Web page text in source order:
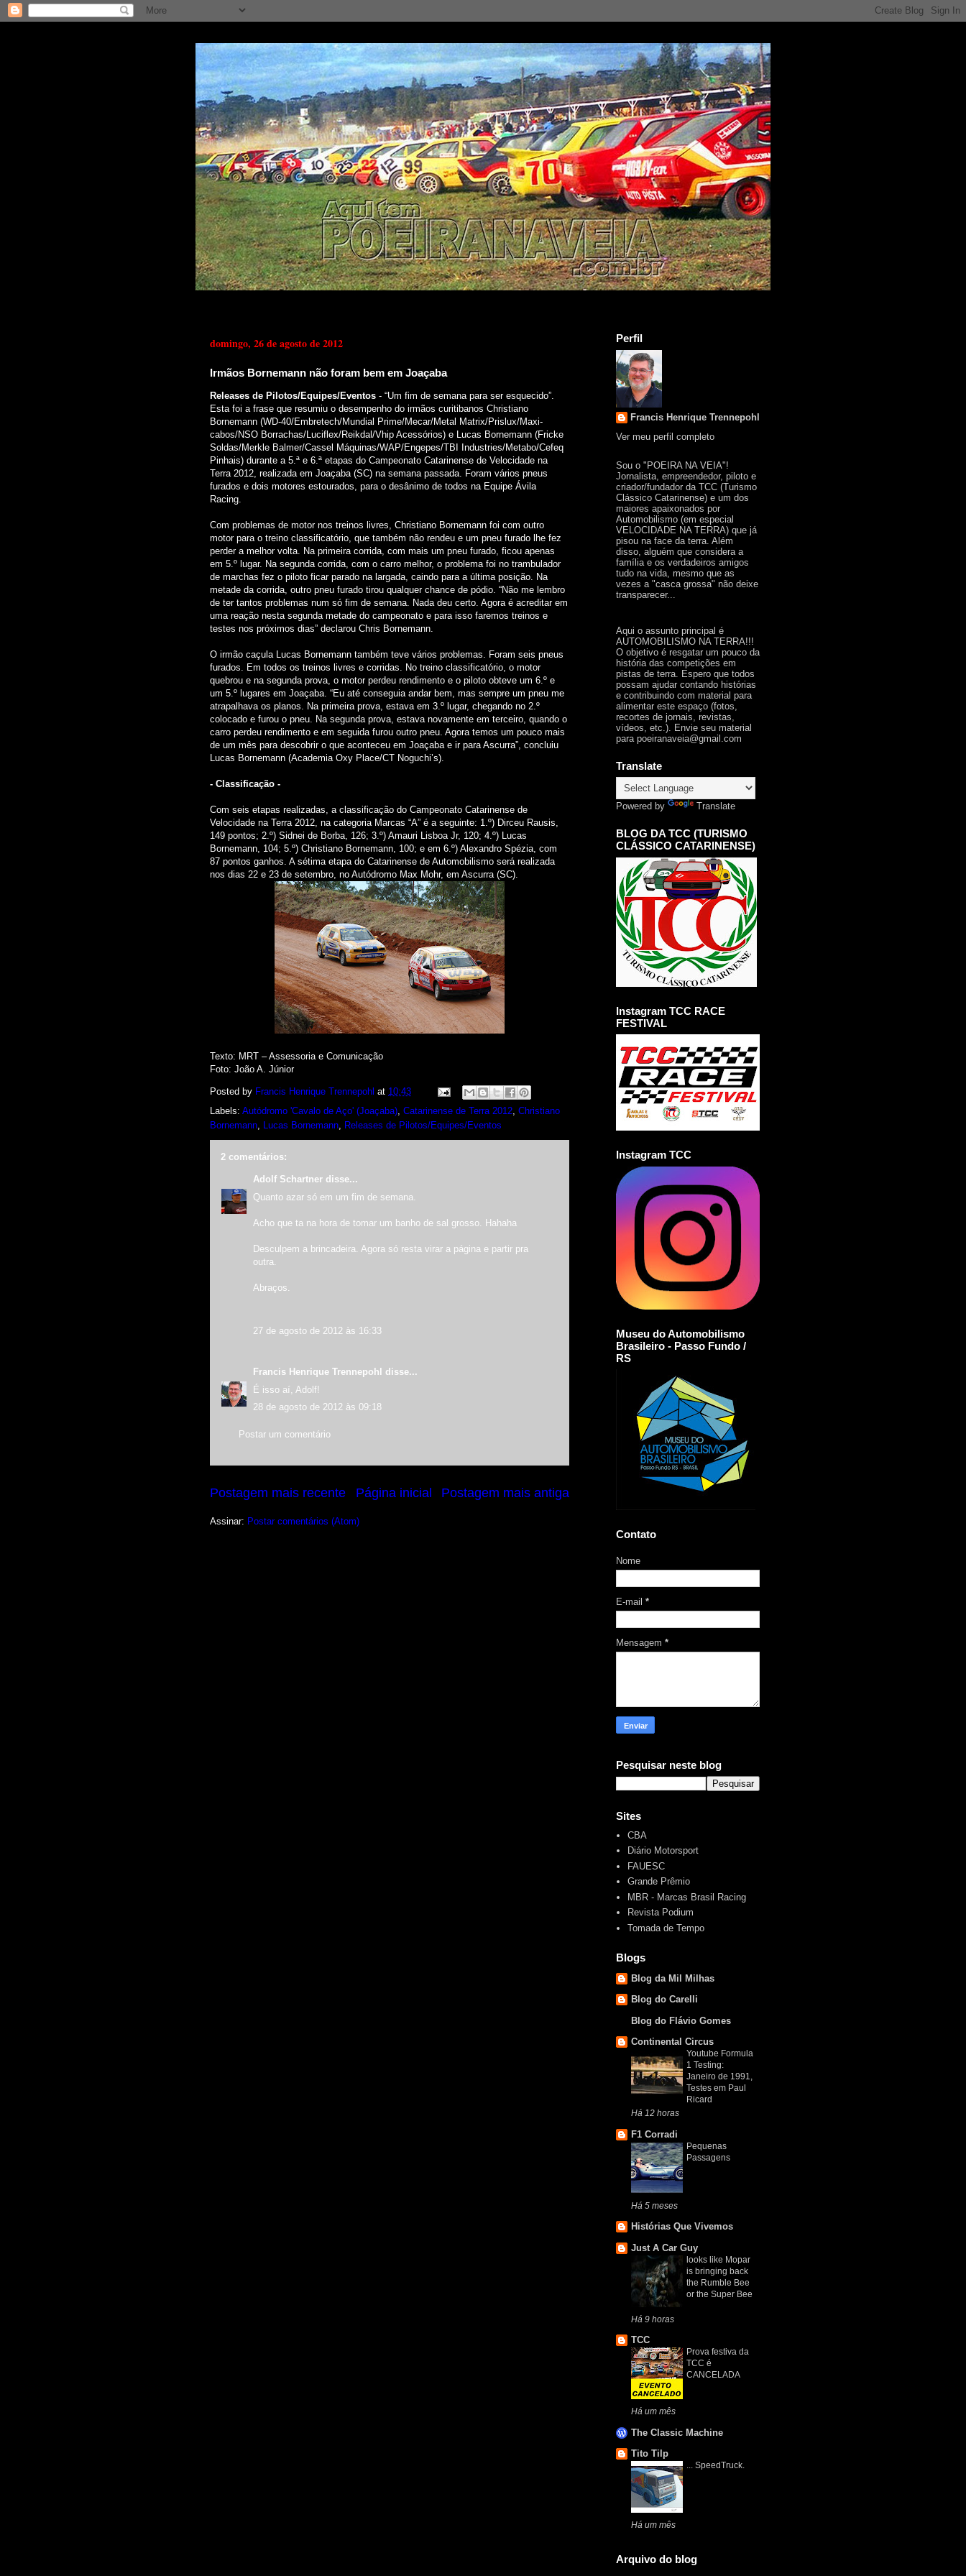
domingo, 26 de agosto de 2012
Irmãos Bornemann não foram bem em Joaçaba
Releases de Pilotos/Equipes/Eventos - “Um fim de semana para ser esquecido”.
Esta foi a frase que resumiu o desempenho do irmãos curitibanos Christiano
Bornemann (WD-40/Embretech/Mundial Prime/Mecar/Metal Matrix/Prislux/Maxi-
cabos/NSO Borrachas/Luciflex/Reikdal/Vhip Acessórios) e Lucas Bornemann (Fricke
Soldas/Merkle Balmer/Cassel Máquinas/WAP/Engepes/TBI Industries/Metabo/Cefeq
Pinhais) durante a 5.ª e 6.ª etapas do Campeonato Catarinense de Velocidade na
Terra 2012, realizada em Joaçaba (SC) na semana passada. Foram vários pneus
furados e dois motores estourados, para o desânimo de todos na Equipe Ávila
Racing.
Com problemas de motor nos treinos livres, Christiano Bornemann foi com outro
motor para o treino classificatório, que também não rendeu e um pneu furado lhe fez
perder a melhor volta. Na primeira corrida, com mais um pneu furado, ficou apenas
em 5.º lugar. Na segunda corrida, com o carro melhor, o problema foi no trambulador
de marchas fez o piloto ficar parado na largada, caindo para a última posição. Na
metade da corrida, outro pneu furado tirou qualquer chance de pódio. “Não me lembro
de ter tantos problemas num só fim de semana. Nada deu certo. Agora é acreditar em
uma reação nesta segunda metade do campeonato e para isso faremos treinos e
testes nos próximos dias” declarou Chris Bornemann.
O irmão caçula Lucas Bornemann também teve vários problemas. Foram seis pneus
furados. Em todos os treinos livres e corridas. No treino classificatório, o motor
quebrou e na segunda prova, o motor perdeu rendimento e o piloto obteve um 6.º e
um 5.º lugares em Joaçaba. “Eu até conseguia andar bem, mas sempre um pneu me
atrapalhava os planos. Na primeira prova, estava em 3.º lugar, chegando no 2.º
colocado e furou o pneu. Na segunda prova, estava novamente em terceiro, quando o
carro perdeu rendimento e em seguida furou outro pneu. Agora temos um pouco mais
de um mês para descobrir o que aconteceu em Joaçaba e ir para Ascurra”, concluiu
Lucas Bornemann (Academia Oxy Place/CT Noguchi’s).
- Classificação -
Com seis etapas realizadas, a classificação do Campeonato Catarinense de
Velocidade na Terra 2012, na categoria Marcas “A” é a seguinte: 1.º) Dirceu Rausis,
149 pontos; 2.º) Sidnei de Borba, 126; 3.º) Amauri Lisboa Jr, 120; 4.º) Lucas
Bornemann, 104; 5.º) Christiano Bornemann, 100; e em 6.º) Alexandro Spézia, com
87 pontos ganhos. A sétima etapa do Catarinense de Automobilismo será realizada
nos dias 22 e 23 de setembro, no Autódromo Max Mohr, em Ascurra (SC).
Texto: MRT – Assessoria e Comunicação
Foto: João A. Júnior
Posted by Francis Henrique Trennepohl at 10:43
Labels: Autódromo 'Cavalo de Aço' (Joaçaba), Catarinense de Terra 2012, Christiano
Bornemann, Lucas Bornemann, Releases de Pilotos/Equipes/Eventos
2 comentários:
Adolf Schartner disse...
Quanto azar só em um fim de semana.
Acho que ta na hora de tomar um banho de sal grosso. Hahaha
Desculpem a brincadeira. Agora só resta virar a página e partir pra
outra.
Abraços.
27 de agosto de 2012 às 16:33
Francis Henrique Trennepohl
disse...
É isso aí, Adolf!
28 de agosto de 2012 às 09:18
Postar um comentário
Postagem mais recente Postagem mais antiga
Página inicial
Assinar: Postar comentários (Atom)
Perfil
Francis Henrique Trennepohl
Ver meu perfil completo
Sou o "POEIRA NA VEIA"!
Jornalista, empreendedor, piloto e
criador/fundador da TCC (Turismo
Clássico Catarinense) e um dos
maiores apaixonados por
Automobilismo (em especial
VELOCIDADE NA TERRA) que já
pisou na face da terra. Além
disso, alguém que considera a
família e os verdadeiros amigos
tudo na vida, mesmo que as
vezes a "casca grossa" não deixe
transparecer...
Aqui o assunto principal é
AUTOMOBILISMO NA TERRA!!!
O objetivo é resgatar um pouco da
história das competições em
pistas de terra. Espero que todos
possam ajudar contando histórias
e contribuindo com material para
alimentar este espaço (fotos,
recortes de jornais, revistas,
vídeos, etc.). Envie seu material
para poeiranaveia@gmail.com
Translate
Powered by Translate
BLOG DA TCC (TURISMO
CLÁSSICO CATARINENSE)
Instagram TCC RACE
FESTIVAL
Instagram TCC
Museu do Automobilismo
Brasileiro - Passo Fundo /
RS
Contato
Nome
E-mail *
Mensagem *
Pesquisar neste blog
Sites
CBA
Diário Motorsport
FAUESC
Grande Prêmio
MBR - Marcas Brasil Racing
Revista Podium
Tomada de Tempo
Blogs
Blog da Mil Milhas
Blog do Carelli
Blog do Flávio Gomes
Continental Circus
Youtube Formula
1 Testing:
Janeiro de 1991,
Testes em Paul
Ricard
Há 12 horas
F1 Corradi
Pequenas
Passagens
Há 5 meses
Histórias Que Vivemos
Just A Car Guy
looks like Mopar
is bringing back
the Rumble Bee
or the Super Bee
Há 9 horas
TCC
Prova festiva da
TCC é
CANCELADA
Há um mês
The Classic Machine
Tito Tilp
... SpeedTruck.
Há um mês
Arquivo do blog